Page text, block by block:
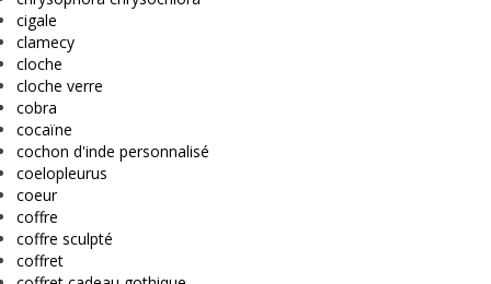
cigale
clamecy
cloche
cloche verre
cobra
cocaïne
cochon d'inde personnalisé
coelopleurus
coeur
coffre
coffre sculpté
coffret